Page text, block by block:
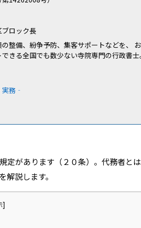
ロック長
整備、紛争予防、集客サポートなどを、
きる全国でも数少ない寺院専門の行政書士
実務‐
定があります（２０条）。代務者と
説します。
]